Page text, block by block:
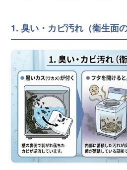
1. 臭い・カビ汚れ（衛生面の